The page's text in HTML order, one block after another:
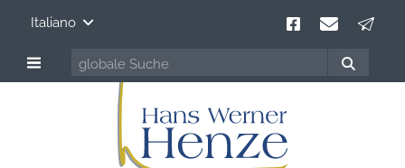
Italiano